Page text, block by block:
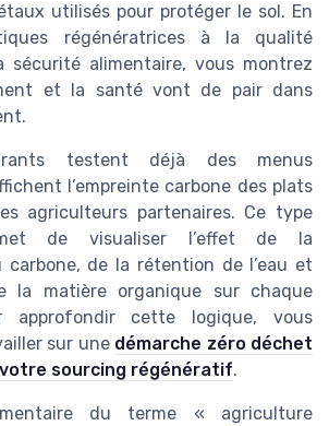
utilisés pour protéger le sol. En
régénératrices à la qualité
alimentaire, vous montrez
et la santé vont de pair dans
testent déjà des menus
l’empreinte carbone des plats
agriculteurs partenaires. Ce type
de visualiser l’effet de la
carbone, de la rétention de l’eau et
la matière organique sur chaque
approfondir cette logique, vous
sur une démarche zéro déchet
sourcing régénératif.
du terme « agriculture